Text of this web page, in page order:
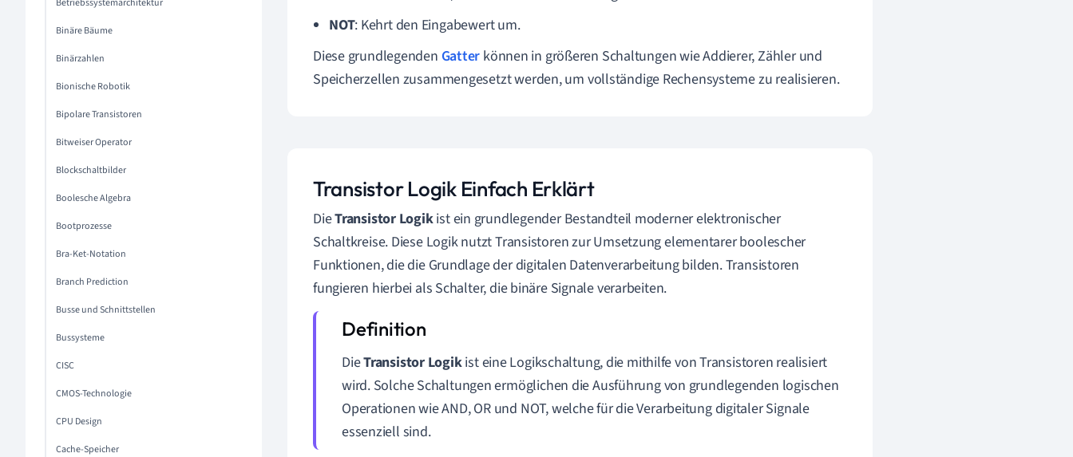
Betriebssystemarchitektur
Binäre Bäume
Binärzahlen
Bionische Robotik
Bipolare Transistoren
Bitweiser Operator
Blockschaltbilder
Boolesche Algebra
Bootprozesse
Bra-Ket-Notation
Branch Prediction
Busse und Schnittstellen
Bussysteme
CISC
CMOS-Technologie
CPU Design
Cache-Speicher
NOT: Kehrt den Eingabewert um.
Diese grundlegenden Gatter können in größeren Schaltungen wie Addierer, Zähler und
Speicherzellen zusammengesetzt werden, um vollständige Rechensysteme zu realisieren.
Transistor Logik Einfach Erklärt
DieTransistor Logikist ein grundlegender Bestandteil moderner elektronischer
Schaltkreise. Diese Logik nutzt Transistoren zur Umsetzung elementarer boolescher
Funktionen, die die Grundlage der digitalen Datenverarbeitung bilden. Transistoren
fungieren hierbei als Schalter, die binäre Signale verarbeiten.
DieTransistor Logikist eine Logikschaltung, die mithilfe von Transistoren realisiert
wird. Solche Schaltungen ermöglichen die Ausführung von grundlegenden logischen
Operationen wie AND, OR und NOT, welche für die Verarbeitung digitaler Signale
essenziell sind.